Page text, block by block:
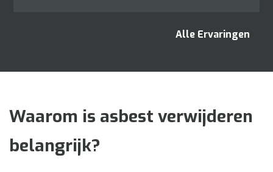
Alle Ervaringen
Waarom is asbest verwijderen
belangrijk?